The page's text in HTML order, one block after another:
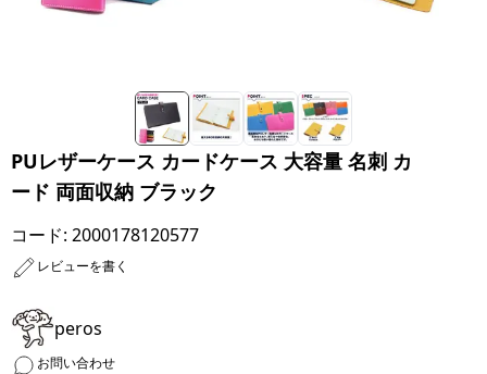
PUレザーケース カードケース 大容量 名刺 カ
ード 両面収納 ブラック
コード: 2000178120577
レビューを書く
peros
お問い合わせ